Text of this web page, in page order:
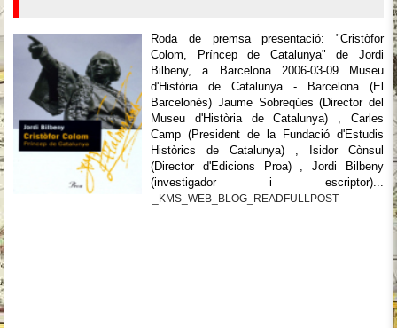
Roda de premsa presentació: "Cristòfor
Colom, Príncep de Catalunya" de Jordi
Bilbeny, a Barcelona 2006-03-09 Museu
d'Història de Catalunya - Barcelona (El
Barcelonès) Jaume Sobreqúes (Director del
Museu d'Història de Catalunya) , Carles
Camp (President de la Fundació d'Estudis
Històrics de Catalunya) , Isidor Cònsul
(Director d'Edicions Proa) , Jordi Bilbeny
(investigador i escriptor)...
_KMS_WEB_BLOG_READFULLPOST